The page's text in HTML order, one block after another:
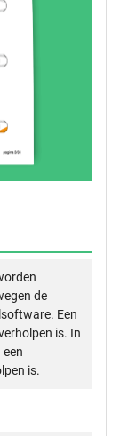
de
Een
is. In
is.